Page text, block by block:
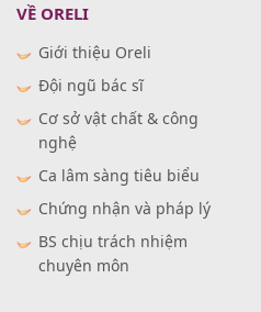
VỀ ORELI
Giới thiệu Oreli
Đội ngũ bác sĩ
Cơ sở vật chất & công
nghệ
Ca lâm sàng tiêu biểu
Chứng nhận và pháp lý
BS chịu trách nhiệm
chuyên môn